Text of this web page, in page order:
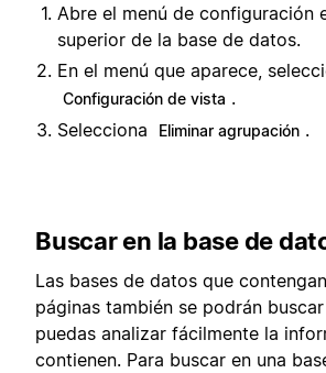
Abre el menú de configuración
superior de la base de datos.
En el menú que aparece,
Configuración de vista .
Selecciona
Eliminar agrupación .
Buscar en la base de
Las bases de datos que
páginas también se podrán
puedas analizar fácilmente la
contienen. Para buscar en una